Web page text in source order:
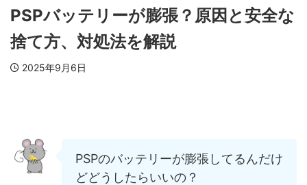
PSPバッテリーが膨張？原因と安全な
捨て方、対処法を解説
2025年9月6日
PSPのバッテリーが膨張してるんだけ
どどうしたらいいの？